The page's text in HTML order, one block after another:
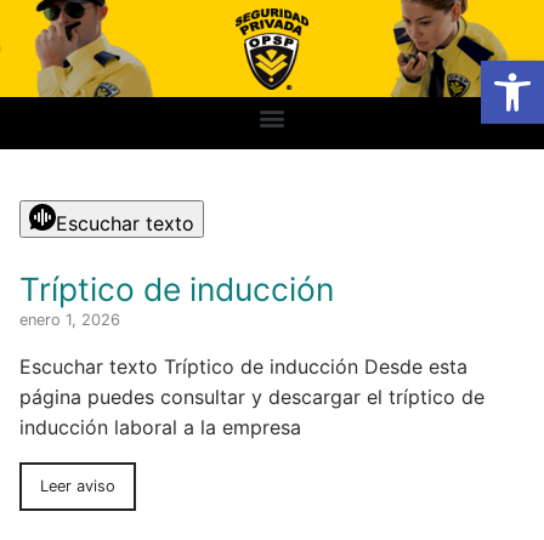
Abrir
Escuchar texto
Tríptico de inducción
enero 1, 2026
Escuchar texto Tríptico de inducción Desde esta
página puedes consultar y descargar el tríptico de
inducción laboral a la empresa
Leer aviso